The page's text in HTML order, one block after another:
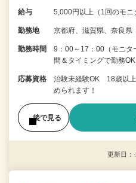
給与 5,000円以上（1回のモ
勤務地 京都府、滋賀県、奈良県
勤務時間
9：00～17：00（モニタ
間＆タイミングで勤務
応募資格
治験未経験OK 18歳以
められます！
後で見る
更新日